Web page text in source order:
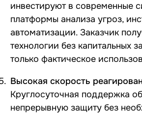
инвестируют в современные
платформы анализа угроз,
автоматизации. Заказчик
технологии без капитальных
только фактическое
Высокая скорость
Круглосуточная поддержка
непрерывную защиту без